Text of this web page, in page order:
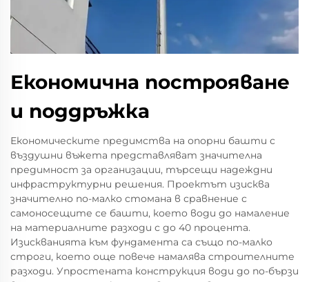
Економична построяване
и поддръжка
Економическите предимства на опорни башти с
въздушни въжета представляват значителна
предимност за организации, търсещи надеждни
инфраструктурни решения. Проектът изисква
значително по-малко стомана в сравнение с
самоносещите се башти, което води до намаление
на материалните разходи с до 40 процента.
Изискванията към фундамента са също по-малко
строги, което още повече намалява строителните
разходи. Упростената конструкция води до по-бързи